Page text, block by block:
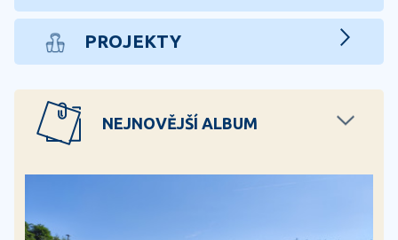
PROJEKTY
NEJNOVĚJŠÍ ALBUM